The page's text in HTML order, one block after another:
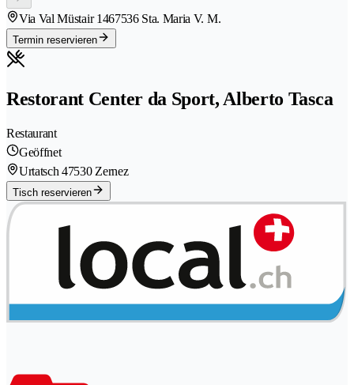
Via Val Müstair 1467536 Sta. Maria V. M.
Termin reservieren
Restorant Center da Sport, Alberto Tasca
Restaurant
Geöffnet
Urtatsch 47530 Zernez
Tisch reservieren